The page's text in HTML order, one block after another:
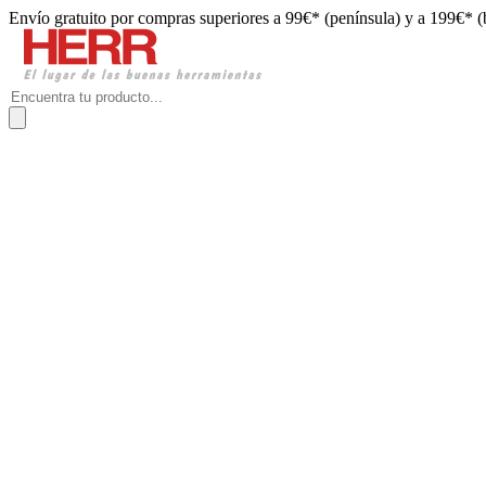
Envío gratuito por compras superiores a 99€* (península) y a 199€*